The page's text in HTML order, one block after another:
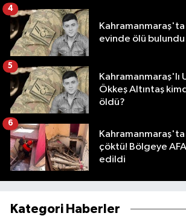
Kahramanmaraş'ta
evinde ölü bulundu
4
Kahramanmaraş'lı
Ökkeş Altıntaş
öldü?
5
çöktü! Bölgeye
edildi
6
Kategori Haberler